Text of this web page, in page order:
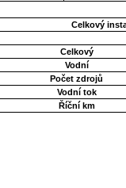
Celkový
Celkový
Vodní
Počet zdrojů
Vodní tok
Říční km